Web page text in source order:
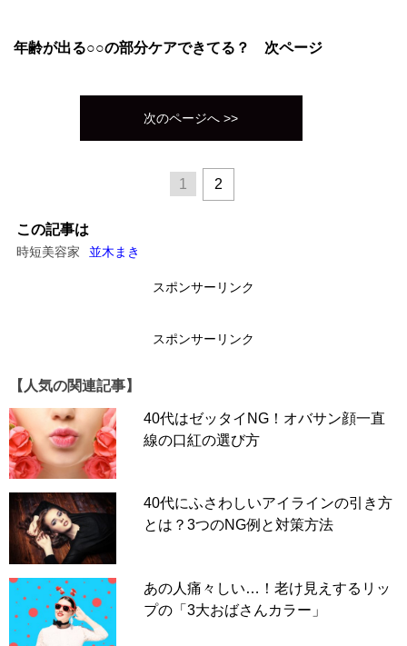
年齢が出る○○の部分ケアできてる？ 次ページ
次のページへ >>
1 2
この記事は
時短美容家 並木まき
スポンサーリンク
スポンサーリンク
【人気の関連記事】
40代はゼッタイNG！オバサン顔一直
線の口紅の選び方
40代にふさわしいアイラインの引き方
とは？3つのNG例と対策方法
あの人痛々しい…！老け見えするリッ
プの「3大おばさんカラー」